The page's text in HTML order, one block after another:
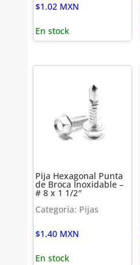
$1.02 MXN
En stock
Pija Hexagonal Punta
de Broca Inoxidable –
# 8 x 1 1/2″
Categoría: Pijas
$1.40 MXN
En stock